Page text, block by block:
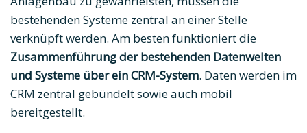
bestehenden Systeme zentral an einer Stelle
verknüpft werden. Am besten funktioniert die
Zusammenführung der bestehenden Datenwelten
und Systeme über ein CRM-System. Daten werden im
CRM zentral gebündelt sowieauch mobil
bereitgestellt.